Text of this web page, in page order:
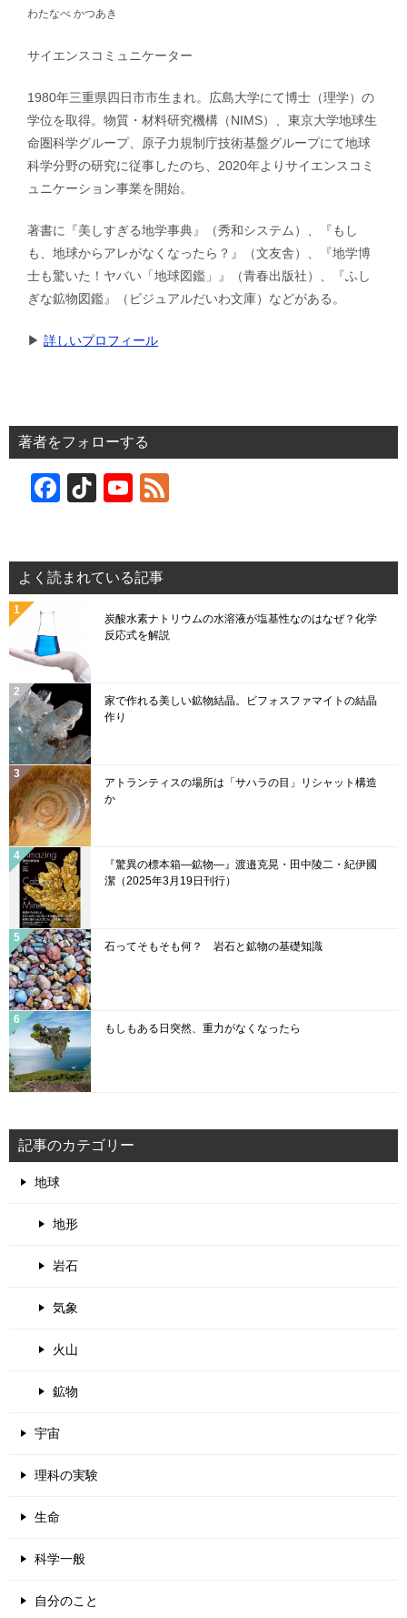
わたなべ かつあき
サイエンスコミュニケーター
1980年三重県四日市市生まれ。広島大学にて博士（理学）の
学位を取得。物質・材料研究機構（NIMS）、東京大学地球生
命圏科学グループ、原子力規制庁技術基盤グループにて地球
科学分野の研究に従事したのち、2020年よりサイエンスコミ
ュニケーション事業を開始。
著書に『美しすぎる地学事典』（秀和システム）、『もし
も、地球からアレがなくなったら？』（文友舎）、『地学博
士も驚いた！ヤバい「地球図鑑」』（青春出版社）、『ふし
ぎな鉱物図鑑』（ビジュアルだいわ文庫）などがある。
▶︎ 詳しいプロフィール
著者をフォローする
F
e
b
o
k
Ti
o
k
Y
T
u
b
C
n
よく読まれている記事
炭酸水素ナトリウムの水溶液が塩基性なのはなぜ？化学
反応式を解説
家で作れる美しい鉱物結晶。ビフォスファマイトの結晶
作り
アトランティスの場所は「サハラの目」リシャット構造
か
『驚異の標本箱—鉱物—』渡邉克晃・田中陵二・紀伊國
潔（2025年3月19日刊行）
石ってそもそも何？ 岩石と鉱物の基礎知識
もしもある日突然、重力がなくなったら
記事のカテゴリー
地球
地形
岩石
気象
火山
鉱物
宇宙
理科の実験
生命
科学一般
自分のこと